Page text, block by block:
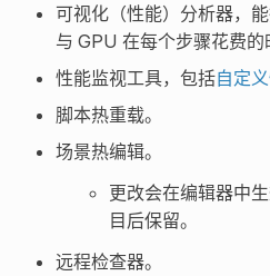
可视化（性能）分析器，
与 GPU 在每个步骤花费的
性能监视工具，包括自定
脚本热重载。
场景热编辑。
更改会在编辑器中
目后保留。
远程检查器。